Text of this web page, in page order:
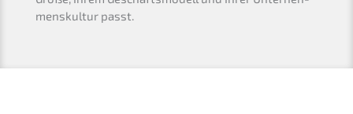
mens­kul­tur passt.